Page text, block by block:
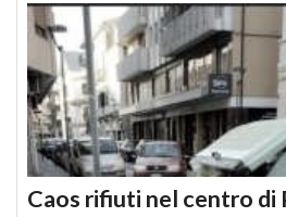
Caos rifiuti nel centro di